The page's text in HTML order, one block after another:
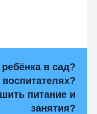
в сад?
питание и
занятия?